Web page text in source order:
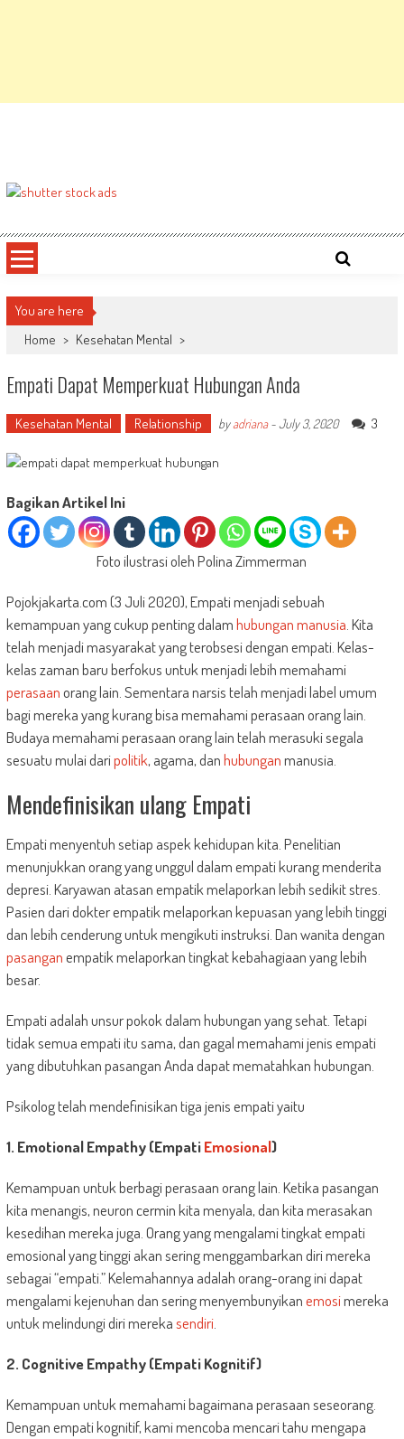
You are here
Home > Kesehatan Mental >
Empati Dapat Memperkuat Hubungan Anda
Kesehatan Mental Relationship byadriana-July 3, 2020 3
Bagikan Artikel Ini
Foto ilustrasi oleh Polina Zimmerman
Pojokjakarta.com (3 Juli 2020), Empati menjadi sebuah
kemampuan yang cukup penting dalamhubungan manusia. Kita
telah menjadi masyarakat yang terobsesi dengan empati. Kelas-
kelas zaman baru berfokus untuk menjadi lebih memahami
perasaanorang lain. Sementara narsis telah menjadi label umum
bagi mereka yang kurang bisa memahami perasaan orang lain.
Budaya memahami perasaan orang lain telah merasuki segala
sesuatu mulai daripolitik, agama, danhubunganmanusia.
Mendefinisikan ulang Empati
Empati menyentuh setiap aspek kehidupan kita. Penelitian
menunjukkan orang yang unggul dalam empati kurang menderita
depresi. Karyawan atasan empatik melaporkan lebih sedikit stres.
Pasien dari dokter empatik melaporkan kepuasan yang lebih tinggi
dan lebih cenderung untuk mengikuti instruksi. Dan wanita dengan
pasanganempatik melaporkan tingkat kebahagiaan yang lebih
besar.
Empati adalah unsur pokok dalam hubungan yang sehat. Tetapi
tidak semua empati itu sama, dan gagal memahami jenis empati
yang dibutuhkan pasangan Anda dapat mematahkan hubungan.
Psikolog telah mendefinisikan tiga jenis empati yaitu
1. Emotional Empathy (EmpatiEmosional)
Kemampuan untuk berbagi perasaan orang lain. Ketika pasangan
kita menangis, neuron cermin kita menyala, dan kita merasakan
kesedihan mereka juga. Orang yang mengalami tingkat empati
emosional yang tinggi akan sering menggambarkan diri mereka
sebagai “empati.” Kelemahannya adalah orang-orang ini dapat
mengalami kejenuhan dan sering menyembunyikanemosimereka
untuk melindungi diri merekasendiri.
2. Cognitive Empathy (Empati Kognitif)
Kemampuan untuk memahami bagaimana perasaan seseorang.
Dengan empati kognitif, kami mencoba mencari tahu mengapa